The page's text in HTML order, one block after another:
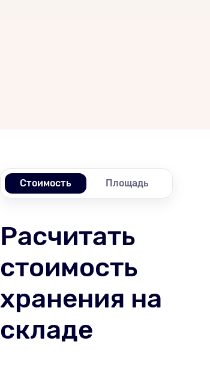
Стоимость Площадь
Расчитать
стоимость
хранения на
складе